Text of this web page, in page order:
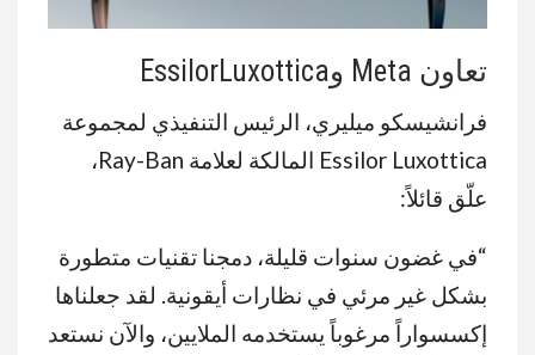
تعاون Meta وEssilorLuxottica
فرانشيسكو ميليري، الرئيس التنفيذي لمجموعة
Essilor Luxottica المالكة لعلامة Ray-Ban،
علّق قائلاً:
“في غضون سنوات قليلة، دمجنا تقنيات متطورة
بشكل غير مرئي في نظارات أيقونية. لقد جعلناها
إكسسواراً مرغوباً يستخدمه الملايين، والآن نستعد